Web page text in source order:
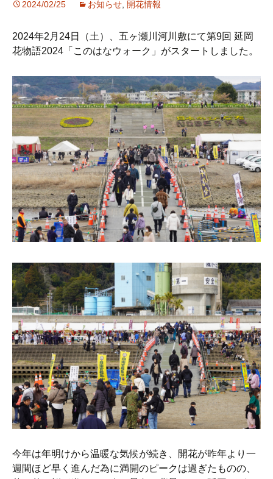
2024/02/25 お知らせ 開花情報
2024年2月24日（土）、五ヶ瀬川河川敷にて第9回 延岡
花物語2024「このはなウォーク」がスタートしました。
今年は年明けから温暖な気候が続き、開花が昨年より一
週間ほど早く進んだ為に満開のピークは過ぎたものの、